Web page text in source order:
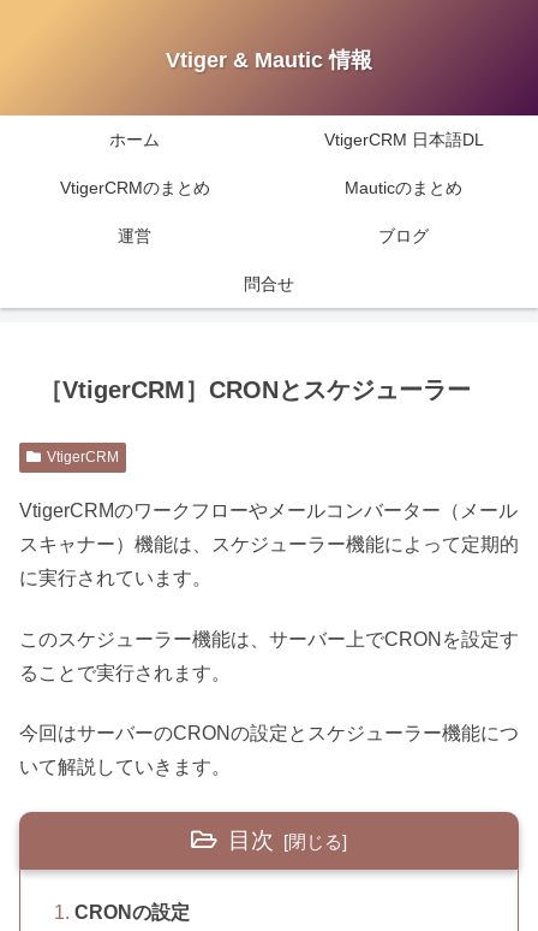
Vtiger & Mautic 情報
ホーム VtigerCRM 日本語DL
VtigerCRMのまとめ Mauticのまとめ
運営 ブログ
問合せ
［VtigerCRM］CRONとスケジューラー
VtigerCRM
VtigerCRMのワークフローやメールコンバーター（メール
スキャナー）機能は、スケジューラー機能によって定期的
に実行されています。
このスケジューラー機能は、サーバー上でCRONを設定す
ることで実行されます。
今回はサーバーのCRONの設定とスケジューラー機能につ
いて解説していきます。
目次
CRONの設定